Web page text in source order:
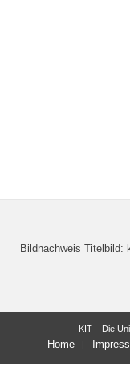
Bildnachweis Titelbild:
KIT – Die
Home